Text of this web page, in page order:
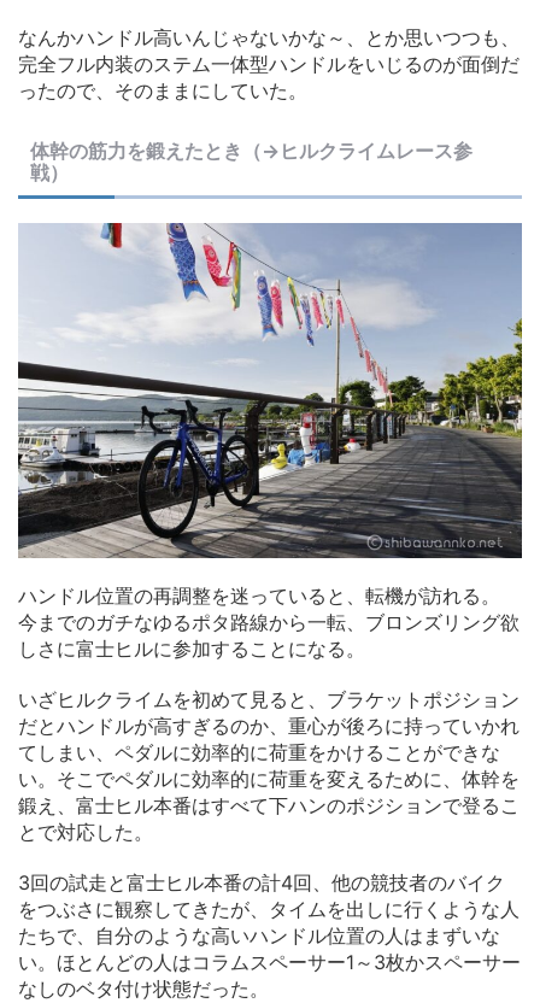
なんかハンドル高いんじゃないかな～、とか思いつつも、
完全フル内装のステム一体型ハンドルをいじるのが面倒だ
ったので、そのままにしていた。
体幹の筋力を鍛えたとき（→ヒルクライムレース参
戦）
ハンドル位置の再調整を迷っていると、転機が訪れる。
今までのガチなゆるポタ路線から一転、ブロンズリング欲
しさに富士ヒルに参加することになる。
いざヒルクライムを初めて見ると、ブラケットポジション
だとハンドルが高すぎるのか、重心が後ろに持っていかれ
てしまい、ペダルに効率的に荷重をかけることができな
い。そこでペダルに効率的に荷重を変えるために、体幹を
鍛え、富士ヒル本番はすべて下ハンのポジションで登るこ
とで対応した。
3回の試走と富士ヒル本番の計4回、他の競技者のバイク
をつぶさに観察してきたが、タイムを出しに行くような人
たちで、自分のような高いハンドル位置の人はまずいな
い。ほとんどの人はコラムスペーサー1～3枚かスペーサー
なしのベタ付け状態だった。